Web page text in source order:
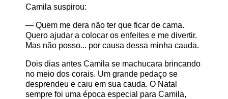
Camila suspirou:
— Quem me dera não ter que ficar de cama.
Quero ajudar a colocar os enfeites e me divertir.
Mas não posso... por causa dessa minha cauda.
Dois dias antes Camila se machucara brincando
no meio dos corais. Um grande pedaço se
desprendeu e caiu em sua cauda. O Natal
sempre foi uma época especial para Camila,